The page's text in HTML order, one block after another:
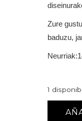
Zure
baduzu,
1